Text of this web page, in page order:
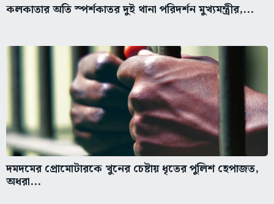
কলকাতার অতি স্পর্শকাতর দুই থানা পরিদর্শন মুখ্যমন্ত্রীর,...
দমদমের প্রোমোটারকে খুনের চেষ্টায় ধৃতের পুলিশ হেপাজত,
অধরা...